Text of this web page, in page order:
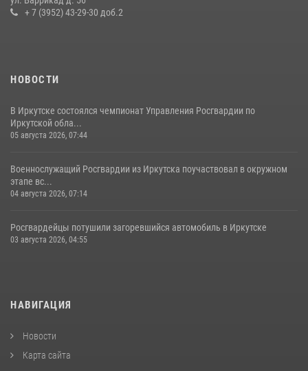
приняли участие в благотворительной акции
+ 7 (3952) 43-29-30 доб.2
НОВОСТИ
В Иркутске состоялся чемпионат Управления Росгвардии по
Иркутской обла...
05 августа 2026, 07:44
Военнослужащий Росгвардии из Иркутска поучаствовал в окружном
этапе вс...
04 августа 2026, 07:14
Росгвардейцы потушили загоревшийся автомобиль в Иркутске
03 августа 2026, 04:55
НАВИГАЦИЯ
Новости
Карта сайта